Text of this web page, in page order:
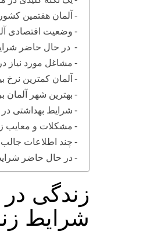
آلمان هفتمین
وضعیت اقتصادی
در حال حاضر
مشاغل مورد نیاز
آلمان کمترین نرخ
بهترین شهر آلمان
شرایط بهداشتی
مشکلات و معایب
چند اطلاعات جالب
در حال حاضر
زندگی
شرایط